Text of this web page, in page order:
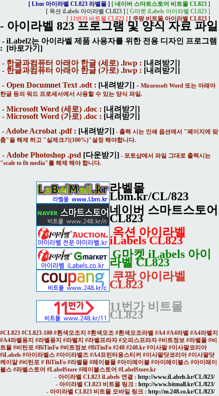
[ Lbm 아이라벨 CL823 라벨몰 ] [ 네이버 스마트스토어 비트몰 CL823 ]
[ 옥션 iLabels 아이라벨 CL823 ] [ G마켓 iLabels 아이라벨 CL823 ]
[ 11번가 비트몰 CL823 ] [ 쿠팡 비트몰 아이라벨 CL823 ]
- 아이라벨 823 프로그램 및 양식 자료 파일
- iLabel2는 아이라벨 제품 사용자를 위한 전용 디자인 프로그램
:
[바로가기]
- 한글과컴퓨터 아래아 한글 (세로) .hwp : [내려받기]
- 한글과컴퓨터 아래아 한글 (가로) .hwp : [내려받기]
- Open Documnet Text .odt : [내려받기] - Micorosoft Word 또는 아래아
한글 등의 워드 프로세서에서 사용할 수 있는 양식 파일.
- Microsoft Word (세로) .doc : [내려받기]
- Microsoft Word (가로) .doc : [내려받기]
- Adobe Acrobat .pdf : [내려받기] - 출력 시는 인쇄 옵션에서 "페이지에 맞
춤"을 해제 하고 "실제크기(100%)"설정 해야합니다.
- Adobe Photoshop .psd [다운받기] - 포토샵에서 파일 그대로 출력시는
"scale to fit media"를 해제 해야 합니다.
라벨몰
Lbm.kr/CL/823
네이버 스마트스토어
CL823
옥션 아이라벨
iLabels CL823
G마켓 iLabels 아이
라벨 CL823
쿠팡 아이라벨
CL823
11번가 비트몰
CL823
#CL823 #CL823-100 #흰색모조지 #흰색모조 #흰색모조라벨 #A4 #A4라벨 #A4라벨지
#A4라벨용지 #라벨용지 #라벨지 #라벨프라자 #오피스프라자 #비트정보 #라벨몰 #비
트몰 #비틴포 #BiTinFo #비트정보 #BiTinFo #248 #248.kr #이사팔 #이사팔코리아
#iLabels #아이라벨스 #아이라벨즈 #A4프린터용스티커 #이사팔닷코리아 #이사팔닷
케이알 #비틴포 # BiTinFo #라벨몰 #레이블몰 #아이레이블 #아이레이블스 #아이래이
블스 #라벨스토어 #LabelStore #레이블스토어 #LabelStore.kr
- 아이라벨 CL823 iLabels 연결 : http://www.iLabels.kr/CL/823/
- 아이라벨 CL823 비트몰 링크 : http://www.bitmall.kr/CL/823/
- 아이라벨 CL823 비트몰 모바일 링크 : http://m.248.co.kr/CL/823/